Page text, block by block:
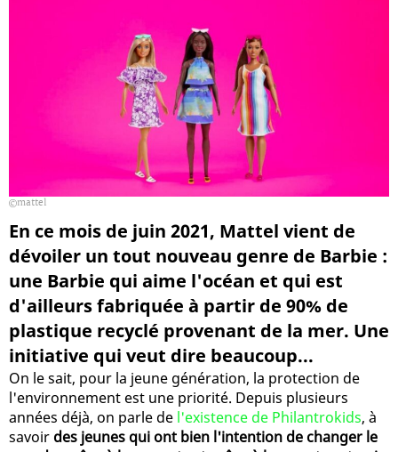
mattel
En ce mois de juin 2021, Mattel vient de
dévoiler un tout nouveau genre de Barbie :
une Barbie qui aime l'océan et qui est
d'ailleurs fabriquée à partir de 90% de
plastique recyclé provenant de la mer. Une
initiative qui veut dire beaucoup...
On le sait, pour la jeune génération, la protection de
l'environnement est une priorité. Depuis plusieurs
années déjà, on parle de l'existence de Philantrokids, à
savoir des jeunes qui ont bien l'intention de changer le